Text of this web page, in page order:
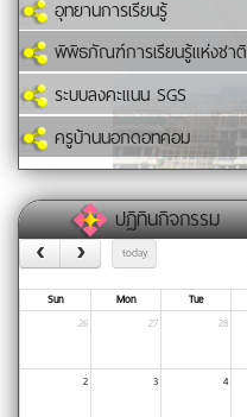
อุทยานการเรียนรู้
พิพิธภัณฑ์การเรียนรู้แห่งชาติ
ระบบลงคะแนน SGS
ครูบ้านนอกดอทคอม
ปฏิทินกิจกรรม
today
Sun Mon Tue
26
27 28
2 3 4